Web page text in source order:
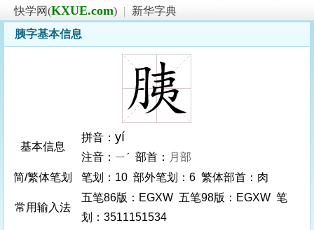
快学网(KXUE.com) |
新华字典
胰字基本信息
基本信息
拼音： yí
注音：ㄧˊ 部首： 月部
简/繁体笔划
笔划：10 部外笔划：6 繁体部首：肉
常用输入法
五笔86版：EGXW 五笔98版：EGXW 笔
划：3511151534